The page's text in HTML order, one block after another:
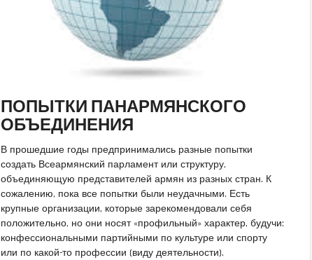
ПОПЫТКИ ПАНАРМЯНСКОГО
ОБЪЕДИНЕНИЯ
В прошедшие годы предпринимались разные попытки
создать Всеармянский парламент или структуру,
объединяющую представителей армян из разных стран. К
сожалению, пока все попытки были неудачными. Есть
крупные организации, которые зарекомендовали себя
положительно, но они носят «профильный» характер, будучи:
конфессиональными партийными по культуре или спорту
или по какой-то профессии (виду деятельности).